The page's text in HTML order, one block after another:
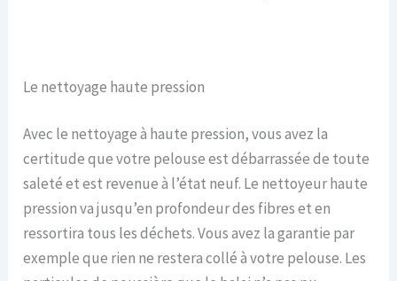
Le nettoyage haute pression
Avec le nettoyage à haute pression, vous avez la
certitude que votre pelouse est débarrassée de toute
saleté et est revenue à l’état neuf. Le nettoyeur haute
pression va jusqu’en profondeur des fibres et en
ressortira tous les déchets. Vous avez la garantie par
exemple que rien ne restera collé à votre pelouse. Les